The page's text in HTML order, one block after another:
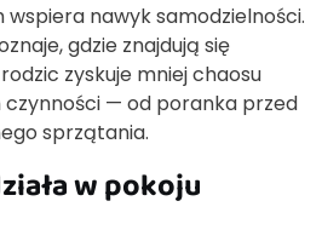
wspiera nawyk samodzielności.
gdzie znajdują się
zyskuje mniej chaosu
— od poranka przed
sprzątania.
w pokoju